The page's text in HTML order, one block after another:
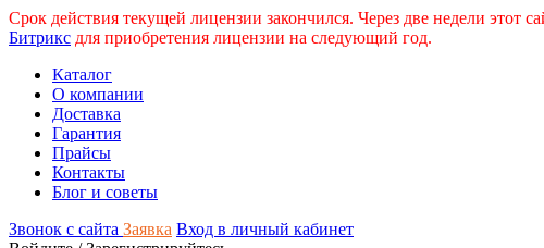
Срок действия текущей лицензии закончился. Через две недели этот
Битрикс для приобретения лицензии на следующий год.
Каталог
О компании
Доставка
Гарантия
Прайсы
Контакты
Блог и советы
Звонок с сайта Заявка Вход в личный кабинет